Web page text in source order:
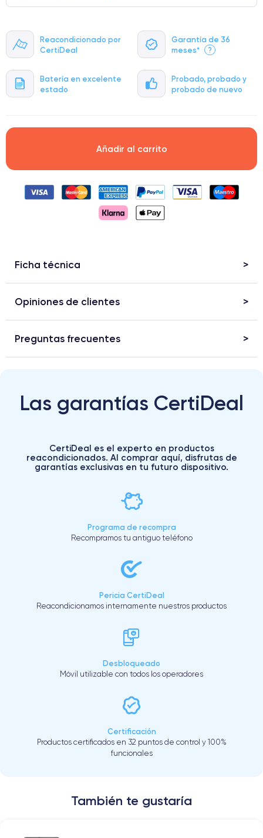
Reacondicionado por
CertiDeal
Garantía de 36
meses*
?
Batería en excelente
estado
Probado, probado y
probado de nuevo
Añadir al carrito
Ficha técnica
Opiniones de clientes
Preguntas frecuentes
Las garantías CertiDeal
CertiDeal es el experto en productos
reacondicionados. Al comprar aquí, disfrutas de
garantías exclusivas en tu futuro dispositivo.
Programa de recompra
Recompramos tu antiguo teléfono
Pericia CertiDeal
Reacondicionamos internamente nuestros productos
Desbloqueado
Móvil utilizable con todos los operadores
Certificación
Productos certificados en 32 puntos de control y 100%
funcionales
También te gustaría